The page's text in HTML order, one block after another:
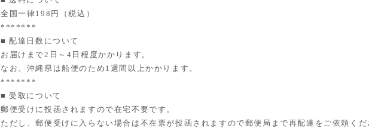
全国一律198円（税込）
*******
■ 配達日数について
お届けまで2日～4日程度かかります。
なお、沖縄県は船便のため1週間以上かかります。
*******
■ 受取について
郵便受けに投函されますので在宅不要です。
ただし、郵便受けに入らない場合は不在票が投函されますので郵便局まで再配達をご依頼くだ